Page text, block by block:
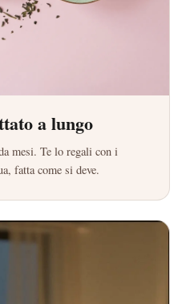
a lungo
mesi. Te lo regali con i
fatta come si deve.